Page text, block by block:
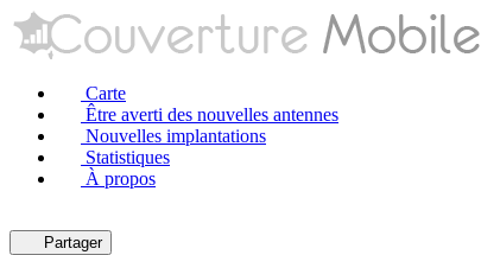
Carte
Être averti des nouvelles antennes
Nouvelles implantations
Statistiques
À propos
Partager